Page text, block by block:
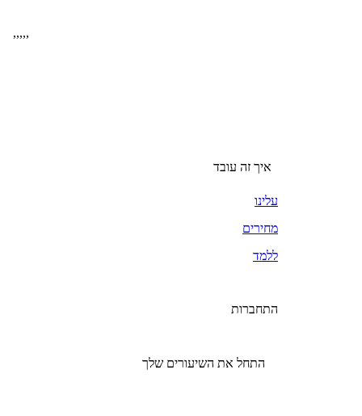
,,,,,
איך זה עובד
עלינו
מחירים
ללמד
התחברות
התחל את השיעורים שלך